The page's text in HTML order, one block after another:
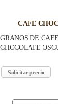
CAFE
GRANOS DE
CHOCOLATE
Solicitar precio